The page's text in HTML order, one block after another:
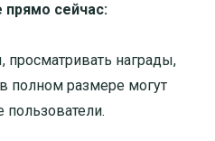
прямо сейчас:
просматривать награды,
полном размере могут
пользователи.